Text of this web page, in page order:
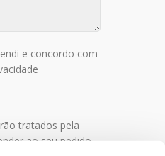
e concordo com
tratados pela
ao seu pedido